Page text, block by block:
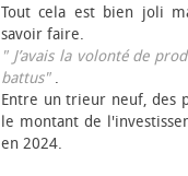
Tout cela est bien joli
savoir faire.
" J’avais la volonté de
battus".
Entre un trieur neuf, des
le montant de
en 2024.